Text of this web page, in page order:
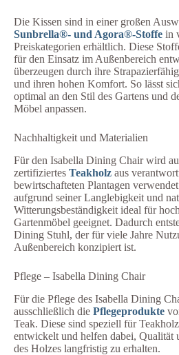
Die Kissen sind in einer großen
Sunbrella®- und Agora®-Stoffe in
Preiskategorien erhältlich. Diese
für den Einsatz im Außenbereich
überzeugen durch ihre
und ihren hohen Komfort. So lässt
optimal an den Stil des Gartens und
Möbel anpassen.
Nachhaltigkeit und Materialien
Für den Isabella Dining Chair wird
zertifiziertes Teakholz aus
bewirtschafteten Plantagen
aufgrund seiner Langlebigkeit und
Witterungsbeständigkeit ideal für
Gartenmöbel geeignet. Dadurch
Dining Stuhl, der für viele Jahre
Außenbereich konzipiert ist.
Pflege – Isabella Dining Chair
Für die Pflege des Isabella Dining
ausschließlich die Pflegeprodukte
Teak. Diese sind speziell für
entwickelt und helfen dabei, Qualität
des Holzes langfristig zu erhalten.